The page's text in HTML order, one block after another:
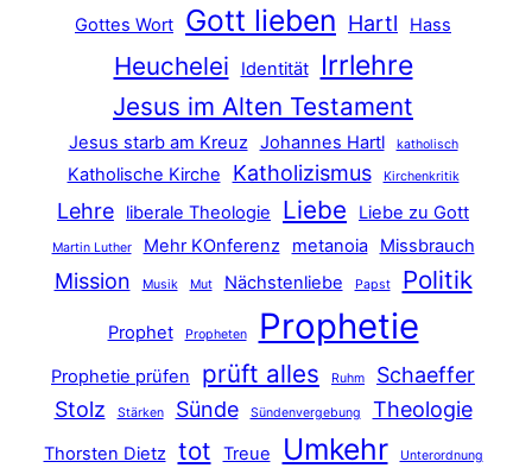
Gottes Wort
Gott lieben Hartl Hass
Heuchelei Identität Irrlehre
Jesus im Alten Testament
Jesus starb am Kreuz Johannes Hartl katholisch
Katholische Kirche Katholizismus Kirchenkritik
Lehre liberale Theologie Liebe Liebe zu Gott
Martin Luther Mehr KOnferenz metanoia Missbrauch
Mission Musik Mut Nächstenliebe Papst Politik
Prophet Propheten Prophetie
Prophetie prüfen prüft alles Ruhm
Schaeffer
Stolz
Stärken Sünde Sündenvergebung Theologie
Thorsten Dietz tot Treue Umkehr Unterordnung